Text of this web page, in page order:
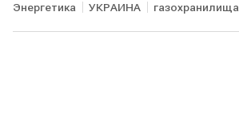
Энергетика УКРАИНА газохранилища
антирекорд Газ